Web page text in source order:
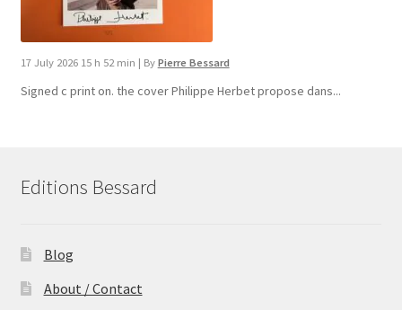
17 July 2026 15 h 52 min | By Pierre Bessard
Signed c print on. the cover ​Philippe Herbet propose dans...
Editions Bessard
Blog
About / Contact